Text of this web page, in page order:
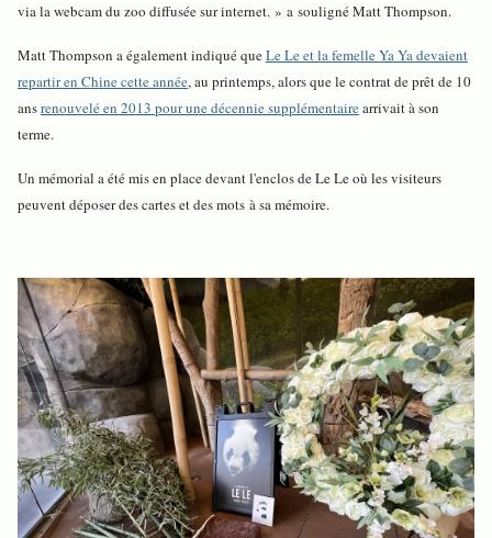
via la webcam du zoo diffusée sur internet. » a souligné Matt Thompson.
Matt Thompson a également indiqué queLe Le et la femelle Ya Ya devaient
repartir en Chine cette année, au printemps, alors que le contrat de prêt de 10
ansrenouvelé en 2013 pour une décennie supplémentairearrivait à son
terme.
Un mémorial a été mis en place devant l'enclos de Le Le où les visiteurs
peuvent déposer des cartes et des mots à sa mémoire.